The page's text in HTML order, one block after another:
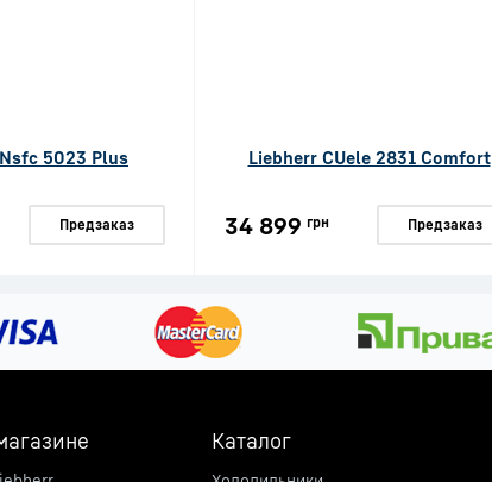
5023 Plus
Предзаказ
Liebherr CUele 2831 Comfort
34 899 грн Предзаказ
Каталог